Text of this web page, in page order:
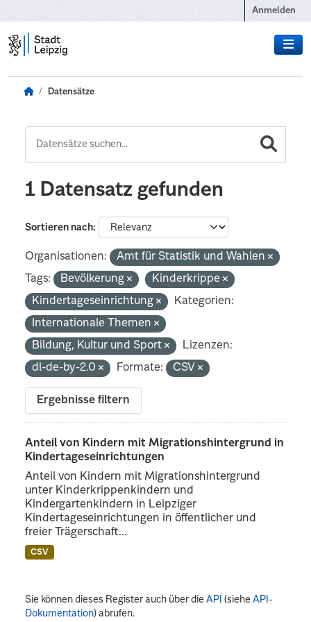
Anmelden
Datensätze
1 Datensatz gefunden
Sortieren nach
Organisationen:
Amt für Statistik und Wahlen
Tags:
Bevölkerung
Kinderkrippe
Kindertageseinrichtung
Kategorien:
Internationale Themen
Bildung, Kultur und Sport
Lizenzen:
dl-de-by-2.0
Formate: CSV
Ergebnisse filtern
Anteil von Kindern mit Migrationshintergrund in
Kindertageseinrichtungen
Anteil von Kindern mit Migrationshintergrund
unter Kinderkrippenkindern und
Kindergartenkindern in Leipziger
Kindertageseinrichtungen in öffentlicher und
freier Trägerschaft...
CSV
Sie können dieses Register auch über dieAPI (sieheAPI-
Dokumentation) abrufen.